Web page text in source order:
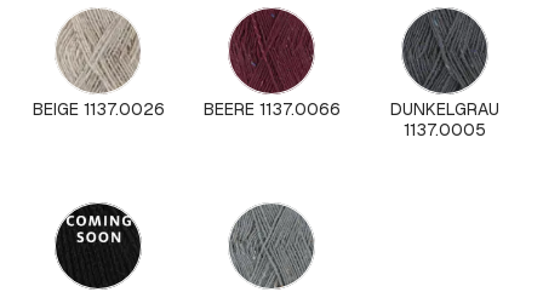
BEIGE 1137.0026 BEERE 1137.0066
DUNKELGRAU
1137.0005